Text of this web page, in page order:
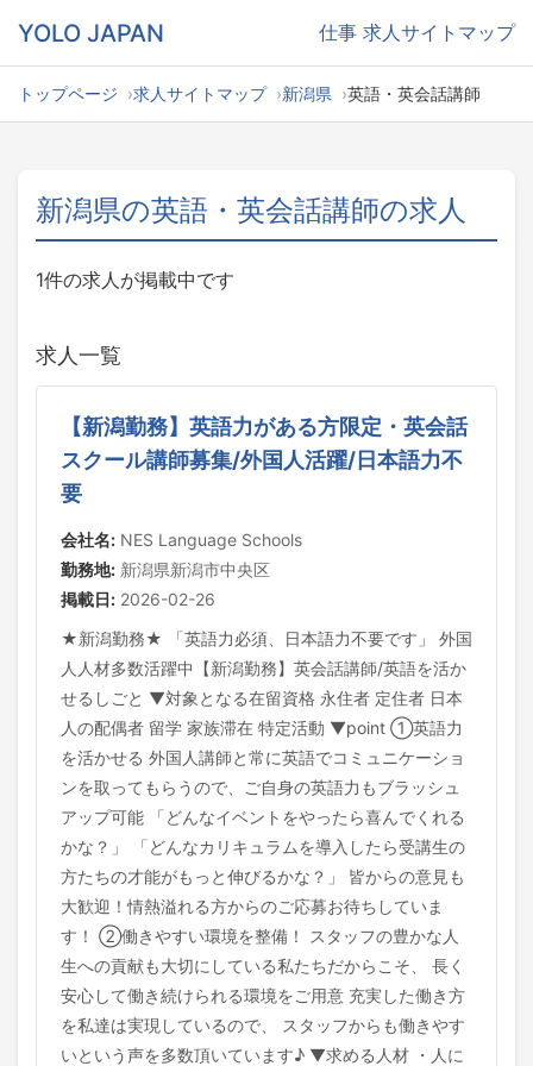
YOLO JAPAN 仕事 求人サイトマップ
トップページ 求人サイトマップ 新潟県 英語・英会話講師
新潟県の英語・英会話講師の求人
1件の求人が掲載中です
求人一覧
【新潟勤務】英語力がある方限定・英会話
スクール講師募集/外国人活躍/日本語力不
要
会社名: NES Language Schools
勤務地: 新潟県新潟市中央区
掲載日: 2026-02-26
★新潟勤務★ 「英語力必須、日本語力不要です」 外国
人人材多数活躍中【新潟勤務】英会話講師/英語を活か
せるしごと ▼対象となる在留資格 永住者 定住者 日本
人の配偶者 留学 家族滞在 特定活動 ▼point ①英語力
を活かせる 外国人講師と常に英語でコミュニケーショ
ンを取ってもらうので、ご自身の英語力もブラッシュ
アップ可能 「どんなイベントをやったら喜んでくれる
かな？」 「どんなカリキュラムを導入したら受講生の
方たちの才能がもっと伸びるかな？」 皆からの意見も
大歓迎！情熱溢れる方からのご応募お待ちしていま
す！ ②働きやすい環境を整備！ スタッフの豊かな人
生への貢献も大切にしている私たちだからこそ、 長く
安心して働き続けられる環境をご用意 充実した働き方
を私達は実現しているので、 スタッフからも働きやす
いという声を多数頂いています♪ ▼求める人材 ・人に